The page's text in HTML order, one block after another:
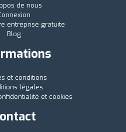
de nous
entreprise gratuite
Blog
et conditions
légales
et cookies